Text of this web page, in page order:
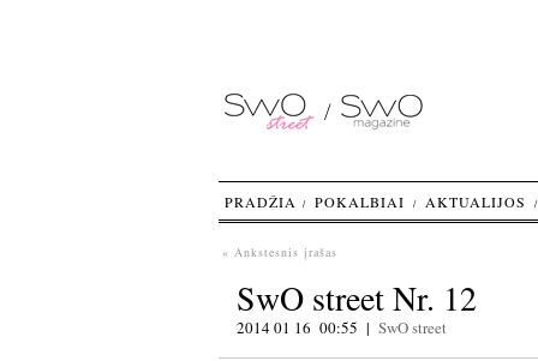
« Ankstesnis įrašas
SwO street Nr. 12
2014 01 16 00:55 | SwO street
PRADŽIA POKALBIAI AKTUALIJOS